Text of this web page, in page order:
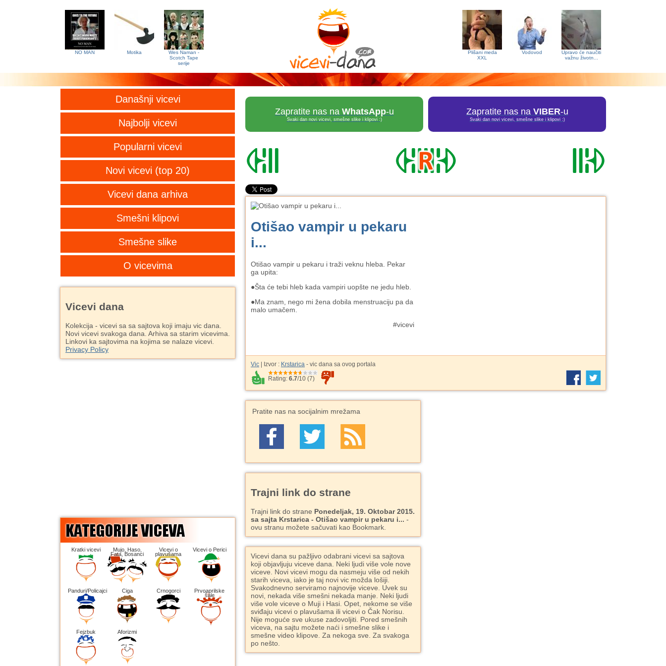
NO MAN Motika
Wes Naman -
Scotch Tape
serije
Upravo će naučiti
važnu životn...
Vodovod
Plišani meda
XXL
Današnji vicevi
Najbolji vicevi
Popularni vicevi
Novi vicevi (top 20)
Vicevi dana arhiva
Smešni klipovi
Smešne slike
O vicevima
Zapratite nas na WhatsApp-u
Svaki dan novi vicevi, smešne slike i klipovi :)
Zapratite nas na VIBER-u
Svaki dan novi vicevi, smešne slike i klipovi :)
Otišao vampir u pekaru
i...
Otišao vampir u pekaru i traži veknu hleba. Pekar
ga upita:
●Šta će tebi hleb kada vampiri uopšte ne jedu hleb.
●Ma znam, nego mi žena dobila menstruaciju pa da
malo umačem.
#vicevi
Vic | Izvor : Krstarica - vic dana sa ovog portala
Rating: 6.7/10 (7)
Pratite nas na socijalnim mrežama
Trajni link do strane
Trajni link do strane Ponedeljak, 19. Oktobar 2015.
sa sajta Krstarica - Otišao vampir u pekaru i... -
ovu stranu možete sačuvati kao Bookmark.
Vicevi dana su pažljivo odabrani vicevi sa sajtova
koji objavljuju viceve dana. Neki ljudi više vole nove
viceve. Novi vicevi mogu da nasmeju više od nekih
starih viceva, iako je taj novi vic možda lošiji.
Svakodnevno serviramo najnovije viceve. Uvek su
novi, nekada više smešni nekada manje. Neki ljudi
više vole viceve o Muji i Hasi. Opet, nekome se više
sviđaju vicevi o plavušama ili vicevi o Čak Norisu.
Nije moguće sve ukuse zadovoljiti. Pored smešnih
viceva, na sajtu možete naći i smešne slike i
smešne video klipove. Za nekoga sve. Za svakoga
po nešto.
Vicevi dana
Kolekcija - vicevi sa sa sajtova koji imaju vic dana.
Novi vicevi svakoga dana. Arhiva sa starim vicevima.
Linkovi ka sajtovima na kojima se nalaze vicevi.
Privacy Policy
Kratki vicevi Mujo, Haso,
Fata, Bosanci
Vicevi o
plavušama
Vicevi o Perici
Panduri/Policajci Ciga Crnogorci Prvoaprilske
šale
Fejzbuk Aforizmi